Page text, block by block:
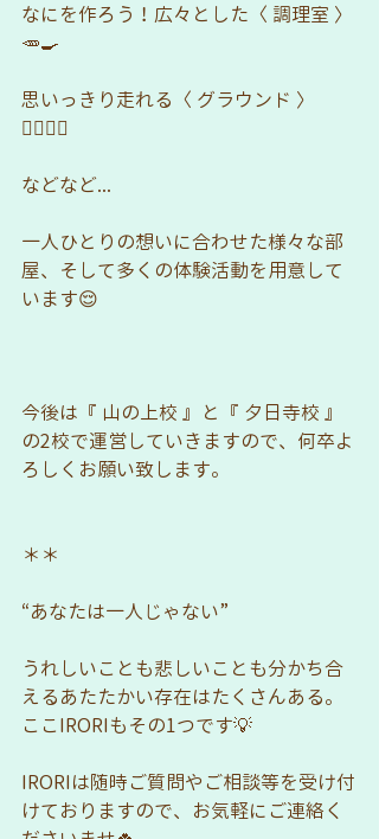
なにを作ろう！広々とした〈 調理室 〉
🥕🍳
思いっきり走れる〈 グラウンド 〉
🏃🏻‍♂️✨
などなど...
一人ひとりの想いに合わせた様々な部
屋、そして多くの体験活動を用意して
います😌
今後は『 山の上校 』と『 夕日寺校 』
の2校で運営していきますので、何卒よ
ろしくお願い致します。
＊＊
“あなたは一人じゃない”
うれしいことも悲しいことも分かち合
えるあたたかい存在はたくさんある。
ここIRORIもその1つです💡
IRORIは随時ご質問やご相談等を受け付
けておりますので、お気軽にご連絡く